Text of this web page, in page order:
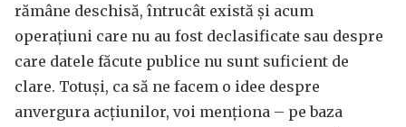
rămâne deschisă, întrucât există și acum
operațiuni care nu au fost declasificate sau despre
care datele făcute publice nu sunt suficient de
clare. Totuși, ca să ne facem o idee despre
anvergura acțiunilor, voi menționa – pe baza